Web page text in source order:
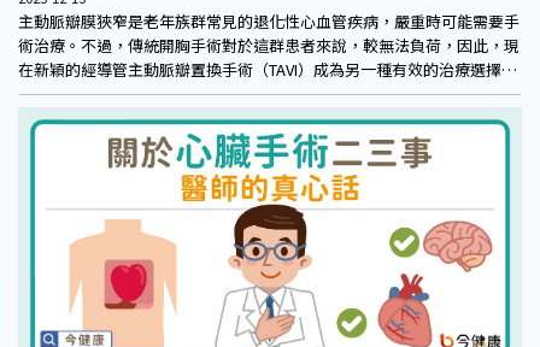
主動脈瓣膜狹窄是老年族群常見的退化性心血管疾病，嚴重時可能需要手
術治療。不過，傳統開胸手術對於這群患者來說，較無法負荷，因此，現
在新穎的經導管主動脈瓣置換手術（TAVI）成為另一種有效的治療選擇。
然而，這樣的微創手術一定是最好的嗎？本集將專訪林口長庚醫院心臟血
管外科副主任陳紹緯教授，為民眾破解TAVI手術的常見迷思，並正確認識
主動脈瓣膜狹窄治療。